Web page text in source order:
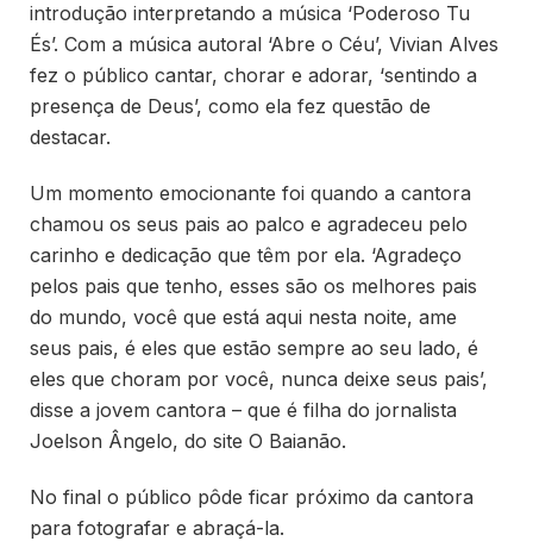
introdução interpretando a música ‘Poderoso Tu
És’. Com a música autoral ‘Abre o Céu’, Vivian Alves
fez o público cantar, chorar e adorar, ‘sentindo a
presença de Deus’, como ela fez questão de
destacar.
Um momento emocionante foi quando a cantora
chamou os seus pais ao palco e agradeceu pelo
carinho e dedicação que têm por ela. ‘Agradeço
pelos pais que tenho, esses são os melhores pais
do mundo, você que está aqui nesta noite, ame
seus pais, é eles que estão sempre ao seu lado, é
eles que choram por você, nunca deixe seus pais’,
disse a jovem cantora – que é filha do jornalista
Joelson Ângelo, do site O Baianão.
No final o público pôde ficar próximo da cantora
para fotografar e abraçá-la.